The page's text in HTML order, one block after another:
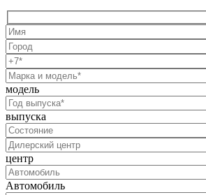
модель
выпуска
центр
Автомобиль